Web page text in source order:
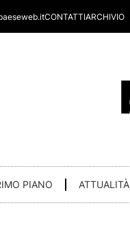
CONTATTIARCHIVIO
PIANO ATTUALITÀ